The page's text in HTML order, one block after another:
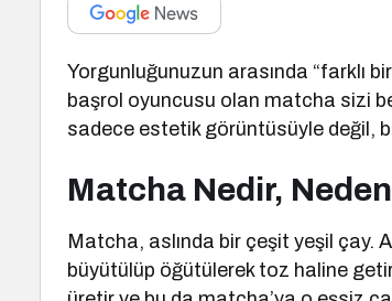
Yorgunluğunuzun arasında “farklı
başrol oyuncusu olan matcha sizi
sadece estetik görüntüsüyle değil,
Matcha Nedir,
Matcha, aslında bir çeşit yeşil çay.
büyütülüp öğütülerek toz haline